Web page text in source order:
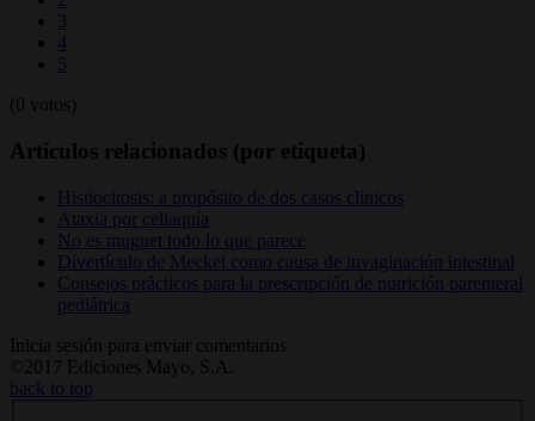
3
4
5
(0 votos)
Artículos relacionados (por etiqueta)
Histiocitosis: a propósito de dos casos clínicos
Ataxia por celiaquía
No es muguet todo lo que parece
Divertículo de Meckel como causa de invaginación intestinal
Consejos prácticos para la prescripción de nutrición parenteral
pediátrica
Inicia sesión para enviar comentarios
©2017 Ediciones Mayo, S.A.
back to top